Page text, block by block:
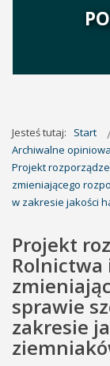
Jesteś tutaj: Start
Archiwalne
Projekt
zmieniającego
w zakresie jakości
Projekt
Rolnictwa
sprawie
zakresie